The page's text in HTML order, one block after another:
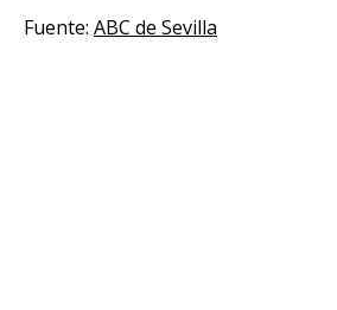
Fuente: ABC de Sevilla